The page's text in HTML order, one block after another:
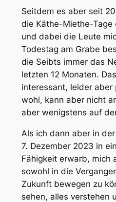
Seitdem es aber seit
die Käthe-Miethe-Tage
und dabei die Leute
Todestag am Grabe
die Seibts immer das
letzten 12 Monaten.
interessant, leider aber
wohl, kann aber nicht
aber wenigstens auf
Als ich dann aber in
7. Dezember 2023 in
Fähigkeit erwarb, mich
sowohl in die
Zukunft bewegen zu
sehen, alles verstehen